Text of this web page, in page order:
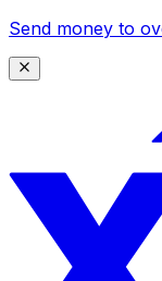
Send money to